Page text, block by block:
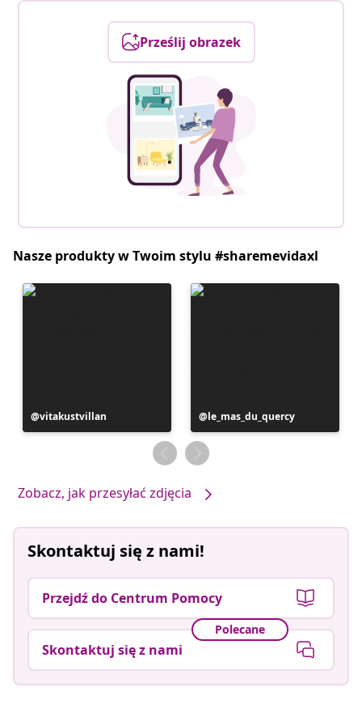
Prześlij obrazek
Nasze produkty w Twoim stylu #sharemevidaxl
Post
opublikowany
vitakustvillan
Post
opublikowany
przez
le_mas_du_quercy
Zobacz, jak przesyłać zdjęcia
Skontaktuj się z nami!
Przejdź do Centrum Pomocy
Polecane
Skontaktuj się z nami